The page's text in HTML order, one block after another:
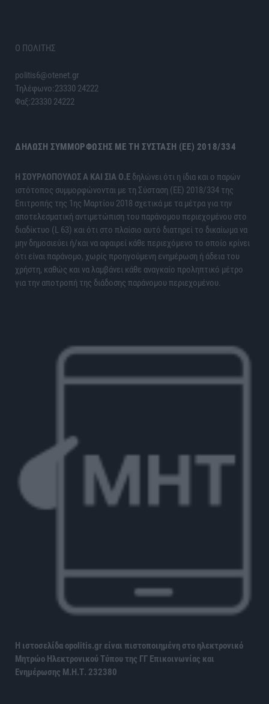
Ο ΠΟΛΙΤΗΣ
politis6@otenet.gr
Τηλέφωνο:23330 24222
Φαξ:23330 24222
ΔΉΛΩΣΗ ΣΥΜΜΌΡΦΩΣΗΣ ΜΕ ΤΗ ΣΎΣΤΑΣΗ (ΕΕ) 2018/334
H ΣΟΥΡΛΟΠΟΥΛΟΣ Α ΚΑΙ ΣΙΑ Ο.Ε δηλώνει ότι η ίδια και ο παρών
ιστότοπος συμμορφώνονται με τη Σύσταση (ΕΕ) 2018/334 της
Επιτροπής της 1ης Μαρτίου 2018 σχετικά με τα μέτρα για την
αποτελεσματική αντιμετώπιση του παράνομου περιεχομένου στο
διαδίκτυο (L 63) και ότι στο πλαίσιο αυτό διατηρεί το δικαίωμα να
μην δημοσιεύει ή/και να αφαιρεί κάθε περιεχόμενο το οποίο κρίνει
ότι είναι παράνομο, χωρίς προηγούμενη ενημέρωση ή άδεια του
χρήστη, καθώς και να λαμβάνει κάθε αναγκαίο προληπτικό μέτρο
για την αποτροπή της διάδοσης παράνομου περιεχομένου.
Η ιστοσελίδα opolitis.gr είναι πιστοποιημένη στο ηλεκτρονικό
Μητρώο Ηλεκτρονικού Τύπου της ΓΓ Επικοινωνίας και
Ενημέρωσης Μ.Η.Τ. 232380